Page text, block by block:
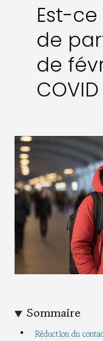
Est-
de
de
COVID
Sommaire
Réduction du